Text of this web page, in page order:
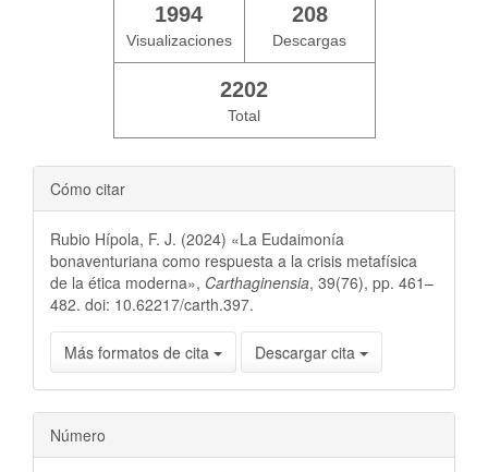
1994
Visualizaciones
208
Descargas
2202
Total
Cómo citar
Rubio Hípola, F. J. (2024) «La Eudaimonía
bonaventuriana como respuesta a la crisis metafísica
de la ética moderna», Carthaginensia, 39(76), pp. 461–
482. doi: 10.62217/carth.397.
Más formatos de cita Descargar cita
Número